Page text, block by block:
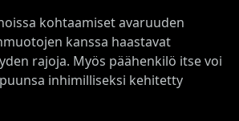
kohtaamiset avaruuden
kanssa haastavat
rajoja. Myös päähenkilö itse voi
inhimilliseksi kehitetty